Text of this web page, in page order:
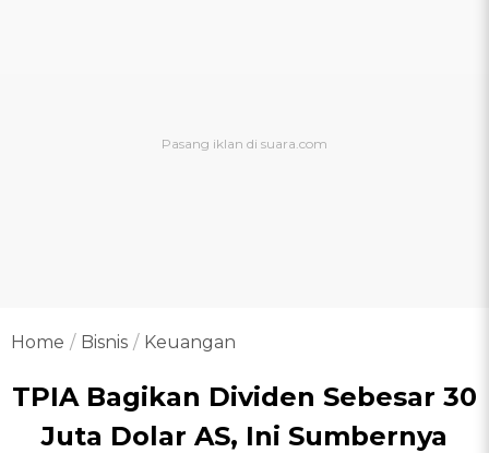
Home Bisnis Keuangan
TPIA Bagikan Dividen Sebesar 30
Juta Dolar AS, Ini Sumbernya